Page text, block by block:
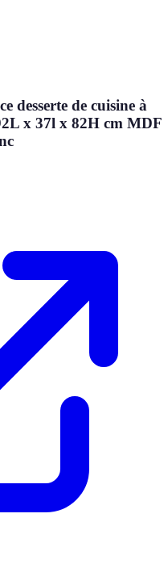
desserte de cuisine à
x 37l x 82H cm MDF